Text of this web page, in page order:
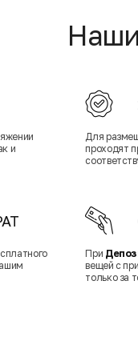
и
Для
проходят
При
вещей с
только за